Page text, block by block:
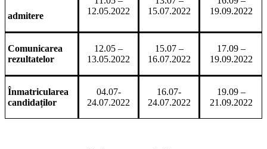
admitere
12.05.2022
15.07.2022
19.09.2022
Comunicarea
rezultatelor
12.05 –
13.05.2022
15.07 –
16.07.2022
17.09 –
19.09.2022
Înmatricularea
candidaților
04.07-
24.07.2022
16.07-
24.07.2022
19.09 –
21.09.2022